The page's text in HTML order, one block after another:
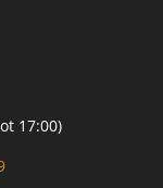
17:00)